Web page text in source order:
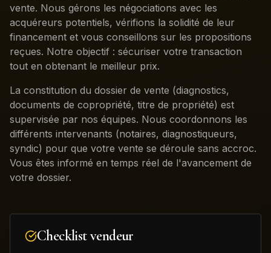
vente. Nous gérons les négociations avec les
acquéreurs potentiels, vérifions la solidité de leur
financement et vous conseillons sur les propositions
reçues. Notre objectif : sécuriser votre transaction
tout en obtenant le meilleur prix.
La constitution du dossier de vente (diagnostics,
documents de copropriété, titre de propriété) est
supervisée par nos équipes. Nous coordonnons les
différents intervenants (notaires, diagnostiqueurs,
syndic) pour que votre vente se déroule sans accroc.
Vous êtes informé en temps réel de l'avancement de
votre dossier.
Checklist vendeur